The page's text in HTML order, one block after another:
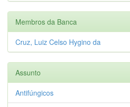
Membros da Banca
Cruz, Luiz Celso Hygino da
Assunto
Antifúngicos